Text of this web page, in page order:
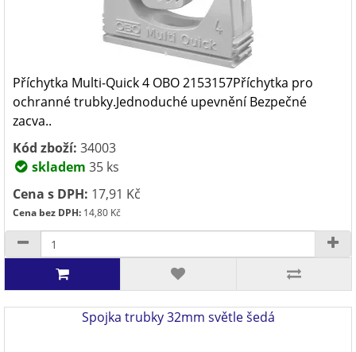
Příchytka Multi-Quick 4 OBO 2153157Příchytka pro
ochranné trubky.Jednoduché upevnění Bezpečné
zacva..
Kód zboží: 34003
skladem 35 ks
Cena s DPH: 17,91 Kč
Cena bez DPH: 14,80 Kč
Spojka trubky 32mm světle šedá